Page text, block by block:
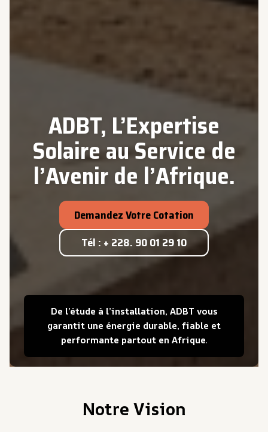
ADBT, L’Expertise
Solaire au Service de
l’Avenirde l’Afrique.
Demandez Votre Cotation
Tél : + 228. 90 01 29 10
De l’étude à l’installation, ADBT vous
garantit une énergie durable, fiable et
performante partout en Afrique.
Notre Vision